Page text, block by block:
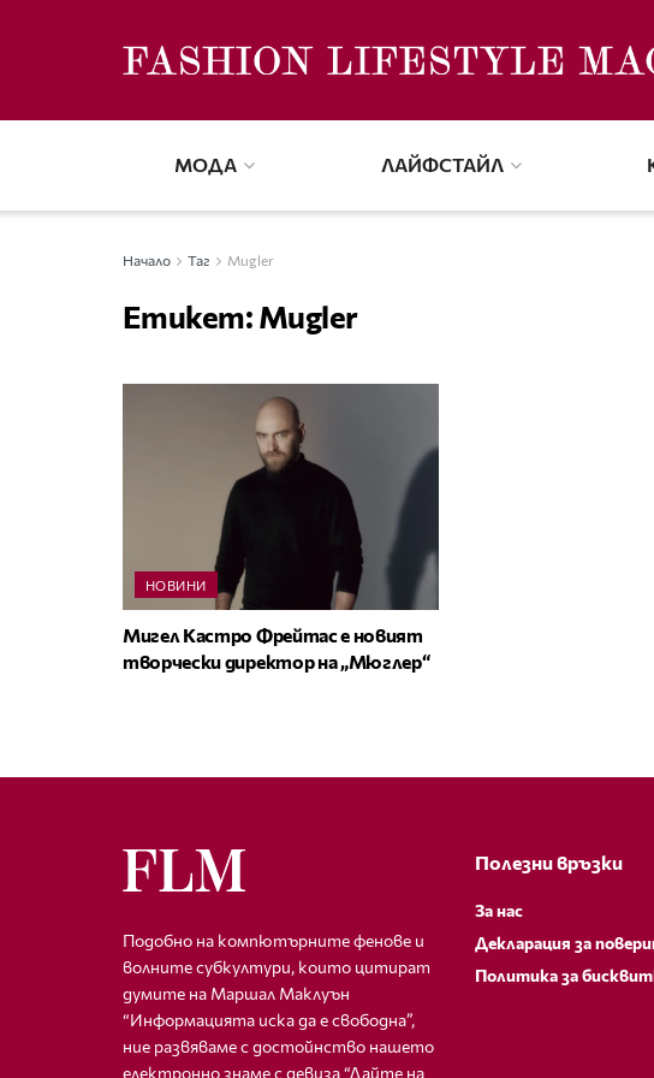
МОДА ЛАЙФСТАЙЛ
Начало Таг Mugler
Етикет:Mugler
НОВИНИ
Мигел Кастро Фрейтас е новият
творчески директор на „Мюглер“
Подобно на компютърните фенове и
волните субкултури, които цитират
думите на Маршал Маклуън
“Информацията иска да е свободна”,
ние развяваме с достойнство нашето
електронно знаме с девиза “Дайте на
Полезни връзки
За нас
Декларация за
Политика за